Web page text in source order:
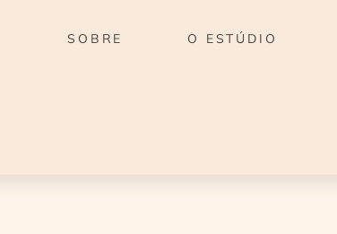
SOBRE O ESTÚDIO